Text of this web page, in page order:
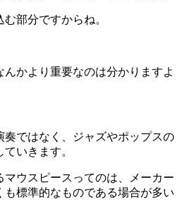
部分ですからね。
かより重要なのは分かりますよ
奏ではなく、ジャズやポップスの
いきます。
マウスピースってのは、メーカー
標準的なものである場合が多い